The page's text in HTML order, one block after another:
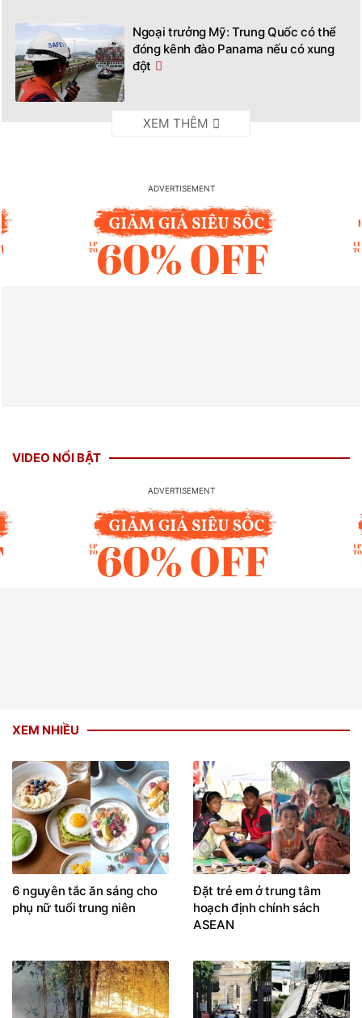
Ngoại trưởng Mỹ: Trung Quốc có thể
đóng kênh đào Panama nếu có xung
đột
VIDEO NỔI BẬT
XEM NHIỀU
6 nguyên tắc ăn sáng cho
phụ nữ tuổi trung niên
Đặt trẻ em ở trung tâm
hoạch định chính sách
ASEAN